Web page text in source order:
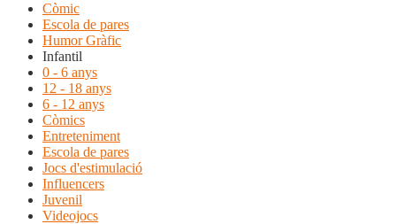
Còmic
Escola de pares
Humor Gràfic
Infantil
0 - 6 anys
12 - 18 anys
6 - 12 anys
Còmics
Entreteniment
Escola de pares
Jocs d'estimulació
Influencers
Juvenil
Videojocs